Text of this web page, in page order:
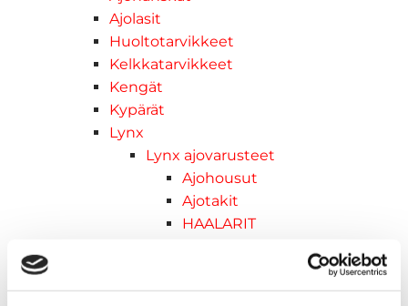
Ajolasit
Huoltotarvikkeet
Kelkkatarvikkeet
Kengät
Kypärät
Lynx
Lynx ajovarusteet
Ajohousut
Ajotakit
HAALARIT
Lynx vaatetus